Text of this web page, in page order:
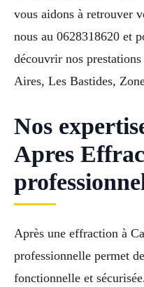
vous aidons à retrouver
nous au 0628318620 et
découvrir nos
Aires, Les Bastides,
Nos
Apres
Après une effraction à
professionnelle permet
fonctionnelle et